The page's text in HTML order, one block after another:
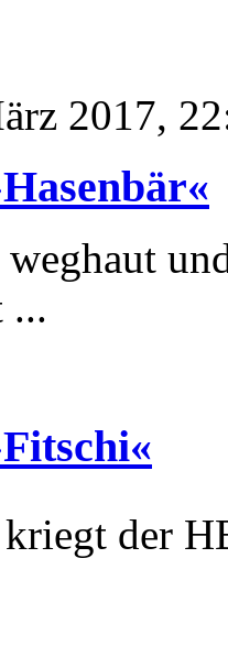
2017,
...
kriegt der